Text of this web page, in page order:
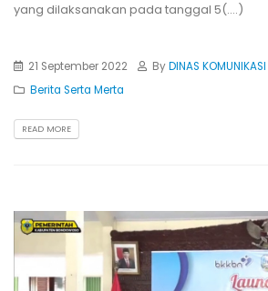
yang dilaksanakan pada tanggal 5(....)
21 September 2022 ByDINAS
Berita Serta Merta
READ MORE